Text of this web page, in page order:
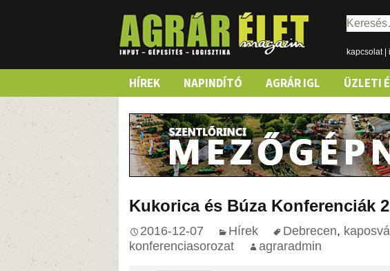
Keresés:
kapcsolat|
Skip
content
HÍREK NAPINDÍTÓ AGRÁR IGL ÜZLETI
Kukorica és Búza Konferenciák
2016-12-07 Hírek Debrecen,
konferenciasorozat
agraradmin